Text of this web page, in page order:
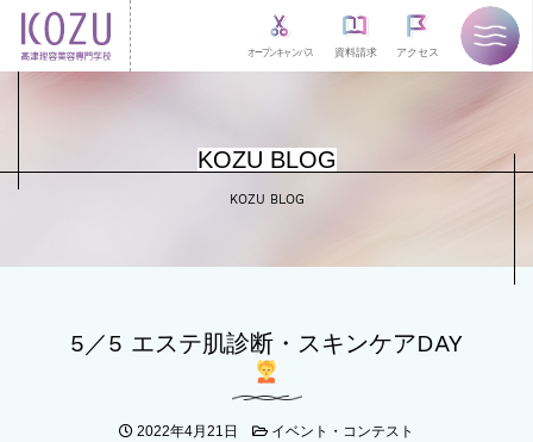
オープンキャンパス 資料請求 アクセス
KOZU BLOG
KOZU BLOG
5／5 エステ肌診断・スキンケアDAY
2022年4月21日 イベント・コンテスト